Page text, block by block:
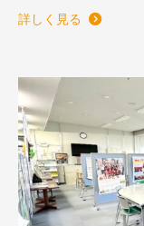
詳しく見る